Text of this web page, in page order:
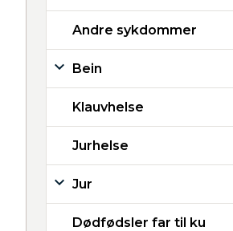
Andre sykdommer
Bein
Klauvhelse
Jurhelse
Jur
Dødfødsler far til ku